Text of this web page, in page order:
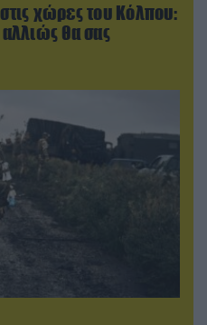
χώρες του Κόλπου:
αλλιώς θα σας